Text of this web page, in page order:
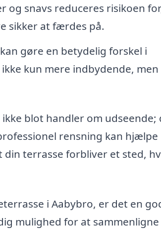
og snavs reduceres risikoen
sikker at færdes på.
gøre en betydelig forskel i
kun mere indbydende, men
blot handler om udseende;
rensning kan hjælpe
terrasse forbliver et sted,
i Aabybro, er det en
mulighed for at sammenligne